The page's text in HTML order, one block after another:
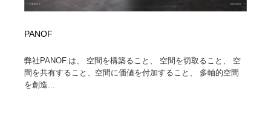
PANOF
弊社PANOF.は、 空間を構築ること、 空間を切取ること、 空
間を共有すること、空間に価値を付加すること、 多軸的空間
を創造...